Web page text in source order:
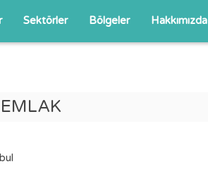
Sektörler Bölgeler Hakkımızda